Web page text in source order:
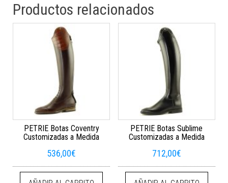
Productos relacionados
PETRIE Botas Coventry
Customizadas a Medida
536,00€
PETRIE Botas Sublime
Customizadas a Medida
712,00€